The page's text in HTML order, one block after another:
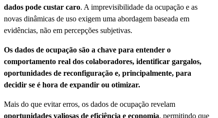
dados pode custar caro. A imprevisibilidade da ocupação e as
novas dinâmicas de uso exigem uma abordagem baseada em
evidências, não em percepções subjetivas.
Os dados de ocupação são a chave para entender o
comportamento real dos colaboradores, identificar gargalos,
oportunidades de reconfiguração e, principalmente, para
decidir se é hora de expandir ou otimizar.
Mais do que evitar erros, os dados de ocupação revelam
oportunidades valiosas de eficiência e economia, permitindo que